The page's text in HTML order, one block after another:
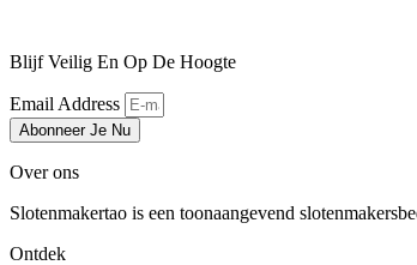
Blijf Veilig En Op De Hoogte
Email Address
Abonneer Je Nu
Over ons
Slotenmakertao is een toonaangevend
Ontdek